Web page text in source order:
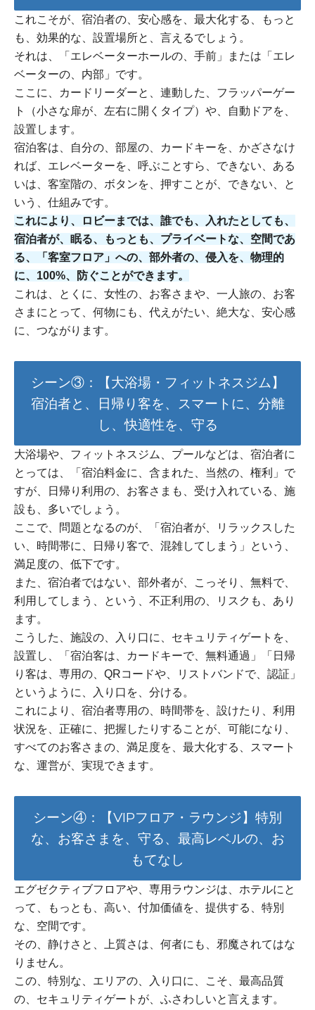
これこそが、宿泊者の、安心感を、最大化する、もっと
も、効果的な、設置場所と、言えるでしょう。
それは、「エレベーターホールの、手前」または「エレ
ベーターの、内部」です。
ここに、カードリーダーと、連動した、フラッパーゲー
ト（小さな扉が、左右に開くタイプ）や、自動ドアを、
設置します。
宿泊客は、自分の、部屋の、カードキーを、かざさなけ
れば、エレベーターを、呼ぶことすら、できない、ある
いは、客室階の、ボタンを、押すことが、できない、と
いう、仕組みです。
これにより、ロビーまでは、誰でも、入れたとしても、
宿泊者が、眠る、もっとも、プライベートな、空間であ
る、「客室フロア」への、部外者の、侵入を、物理的
に、100%、防ぐことができます。
これは、とくに、女性の、お客さまや、一人旅の、お客
さまにとって、何物にも、代えがたい、絶大な、安心感
に、つながります。
シーン③：【大浴場・フィットネスジム】
宿泊者と、日帰り客を、スマートに、分離
し、快適性を、守る
大浴場や、フィットネスジム、プールなどは、宿泊者に
とっては、「宿泊料金に、含まれた、当然の、権利」で
すが、日帰り利用の、お客さまも、受け入れている、施
設も、多いでしょう。
ここで、問題となるのが、「宿泊者が、リラックスした
い、時間帯に、日帰り客で、混雑してしまう」という、
満足度の、低下です。
また、宿泊者ではない、部外者が、こっそり、無料で、
利用してしまう、という、不正利用の、リスクも、あり
ます。
こうした、施設の、入り口に、セキュリティゲートを、
設置し、「宿泊客は、カードキーで、無料通過」「日帰
り客は、専用の、QRコードや、リストバンドで、認証」
というように、入り口を、分ける。
これにより、宿泊者専用の、時間帯を、設けたり、利用
状況を、正確に、把握したりすることが、可能になり、
すべてのお客さまの、満足度を、最大化する、スマート
な、運営が、実現できます。
シーン④：【VIPフロア・ラウンジ】特別
な、お客さまを、守る、最高レベルの、お
もてなし
エグゼクティブフロアや、専用ラウンジは、ホテルにと
って、もっとも、高い、付加価値を、提供する、特別
な、空間です。
その、静けさと、上質さは、何者にも、邪魔されてはな
りません。
この、特別な、エリアの、入り口に、こそ、最高品質
の、セキュリティゲートが、ふさわしいと言えます。